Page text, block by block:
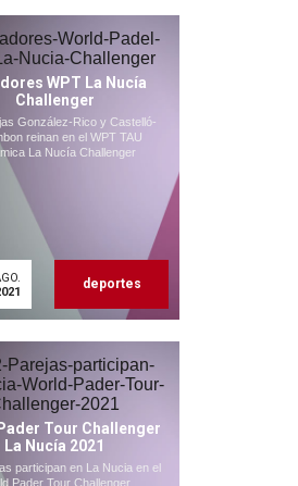
WPT La Nucía
Challenger
González-Rico y Castelló-
reinan en el WPT TAU
La Nucía Challenger
deportes
Tour Challenger
La Nucía 2021
participan en La Nucia en el
Pader Tour Challenger